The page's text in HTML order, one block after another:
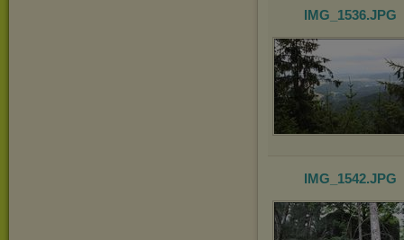
IMG_1536.JPG
IMG_1542.JPG